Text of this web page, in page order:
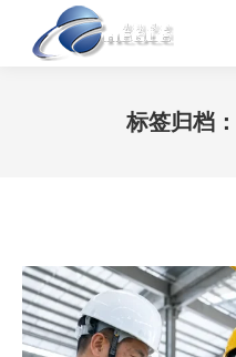
标签归档：